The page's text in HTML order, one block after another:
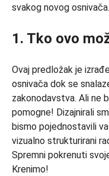
svakog novog osnivača.
1. Tko ovo
Ovaj predložak je
osnivača dok se
zakonodavstva. Ali ne
pomogne! Dizajnirali
bismo pojednostavili
vizualno strukturirani
Spremni pokrenuti
Krenimo!